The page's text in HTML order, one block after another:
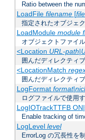
Ratio between the
LoadFile filename[
指定されたオブジェ
LoadModule module
オブジェクトファイ
<Location URL-path|
囲んだディレクティ
<LocationMatch
囲んだディレクティ
LogFormat format|
ログファイルで使用
LogIOTrackTTFB
Enable tracking of
LogLevel level
ErrorLog の冗長性を